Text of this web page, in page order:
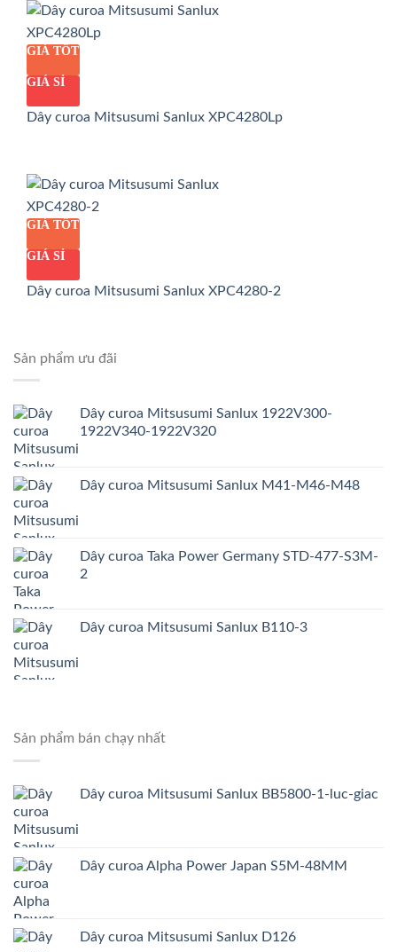
GIÁ TỐT
GIÁ SỈ
Dây curoa Mitsusumi Sanlux XPC4280Lp
GIÁ TỐT
GIÁ SỈ
Dây curoa Mitsusumi Sanlux XPC4280-2
Sản phẩm ưu đãi
Dây curoa Mitsusumi Sanlux 1922V300-
1922V340-1922V320
Dây curoa Mitsusumi Sanlux M41-M46-M48
Dây curoa Taka Power Germany STD-477-S3M-
2
Dây curoa Mitsusumi Sanlux B110-3
Sản phẩm bán chạy nhất
Dây curoa Mitsusumi Sanlux BB5800-1-luc-giac
Dây curoa Alpha Power Japan S5M-48MM
Dây curoa Mitsusumi Sanlux D126